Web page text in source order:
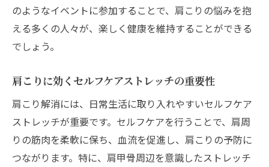
のようなイベントに参加することで、肩こりの悩みを抱
える多くの人々が、楽しく健康を維持することができる
でしょう。
肩こりに効くセルフケアストレッチの重要性
肩こり解消には、日常生活に取り入れやすいセルフケア
ストレッチが重要です。セルフケアを行うことで、肩周
りの筋肉を柔軟に保ち、血流を促進し、肩こりの予防に
つながります。特に、肩甲骨周辺を意識したストレッチ